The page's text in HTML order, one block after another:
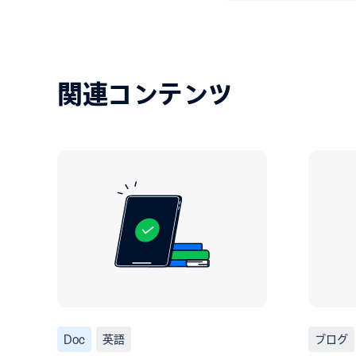
関連コンテンツ
Doc 英語 ブログ